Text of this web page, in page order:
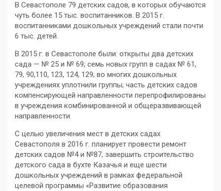
В Севастополе 79 детских садов, в которых обучаются
чуть более 15 тыс. воспитанников. В 2015 г.
воспитанниками дошкольных учреждений стали почти
6 тыс. детей.
В 2015 г. в Севастополе были: открыты два детских
сада — № 25 и № 69; семь новых групп в садах № 61,
79, 90,110, 123, 124, 129; во многих дошкольных
учреждениях уплотнили группы; часть детских садов
компенсирующей направленности перепрофилированы
в учреждения комбинированной и общеразвивающей
направленности.
С целью увеличения мест в детских садах
Севастополя в 2016 г. планирует провести ремонт
детских садов №4 и №87, завершить строительство
детского сада в бухте Казачья и еще шести
дошкольных учреждений в рамках федеральной
целевой программы «Развитие образования